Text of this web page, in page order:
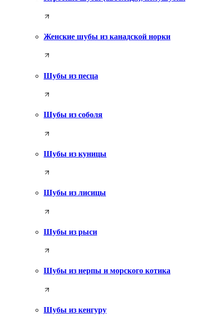
Женские шубы из канадской норки
Шубы из песца
Шубы из соболя
Шубы из куницы
Шубы из лисицы
Шубы из рыси
Шубы из нерпы и морского котика
Шубы из кенгуру